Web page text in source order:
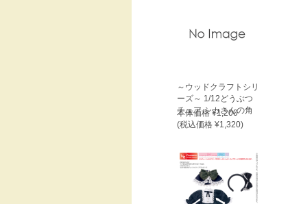
～ウッドクラフトシリ
ーズ～ 1/12どうぶつ
チェア シカさんの角
本体価格 ¥1,200
(税込価格 ¥1,320)